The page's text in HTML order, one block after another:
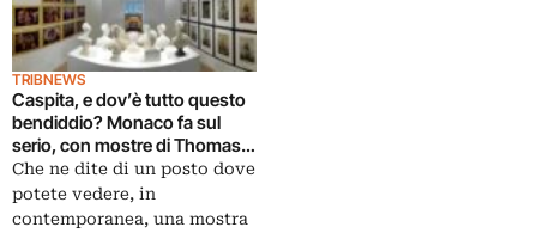
TRIBNEWS
Caspita, e dov’è tutto questo
bendiddio? Monaco fa sul
serio, con mostre di Thomas
Demand, Mark Dion, Yinka
Shonibare…
Che ne dite di un posto dove
potete vedere, in
contemporanea, una mostra